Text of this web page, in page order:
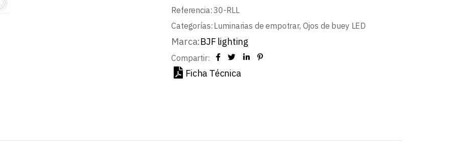
Referencia: 30-RLL
Categorías: Luminarias de empotrar, Ojos de buey LED
Marca:BJF lighting
Compartir:
Ficha Técnica